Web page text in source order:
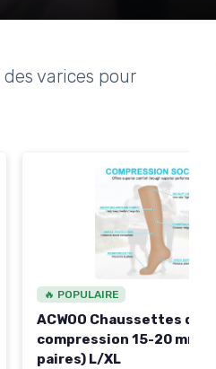
varices pour
🔥 POPULAIRE
ACWOO Chaussettes de
compression 15-20 mmHg
paires) L/XL